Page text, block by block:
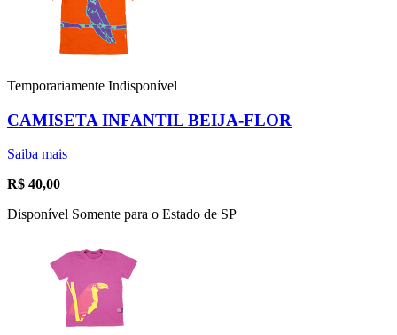
Temporariamente Indisponível
CAMISETA INFANTIL BEIJA-FLOR
Saiba mais
R$ 40,00
Disponível Somente para o Estado de SP